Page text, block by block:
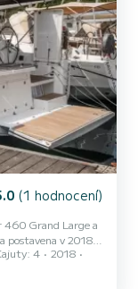
(1 hodnocení)
460 Grand Large a
postavena v 2018,
plavby budete
kajuty s úplným
4
2018